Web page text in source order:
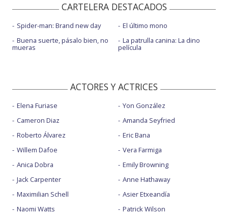
CARTELERA DESTACADOS
Spider-man: Brand new day
Buena suerte, pásalo bien, no
mueras
El último mono
La patrulla canina: La dino
película
ACTORES Y ACTRICES
Elena Furiase
Cameron Diaz
Roberto Álvarez
Willem Dafoe
Anica Dobra
Jack Carpenter
Maximilian Schell
Naomi Watts
Yon González
Amanda Seyfried
Eric Bana
Vera Farmiga
Emily Browning
Anne Hathaway
Asier Etxeandía
Patrick Wilson